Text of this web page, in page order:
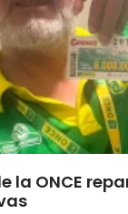
la ONCE